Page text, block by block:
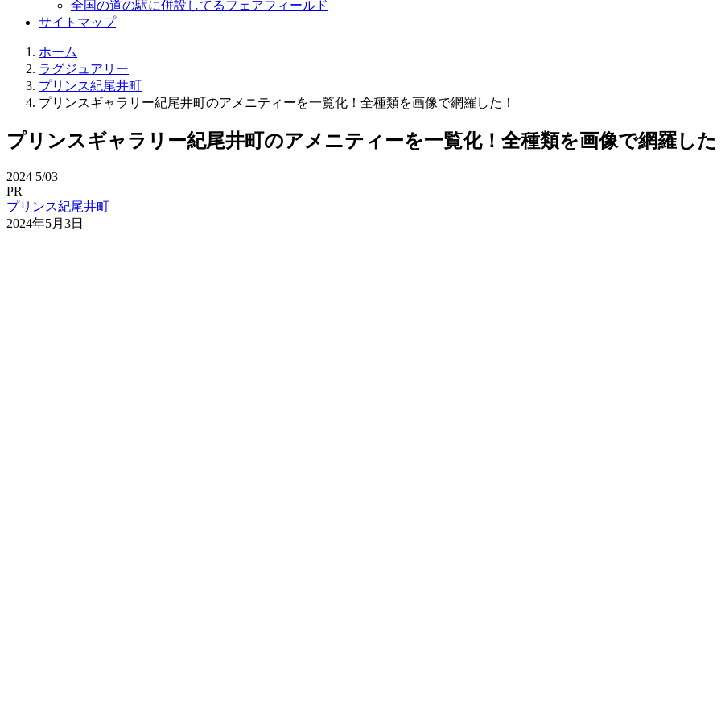
全国の道の駅に併設してるフェアフィールド
サイトマップ
ホーム
ラグジュアリー
プリンス紀尾井町
プリンスギャラリー紀尾井町のアメニティーを一覧化！全種類を画像で網羅した！
プリンスギャラリー紀尾井町のアメニティーを一覧化！全種類を画像で網羅した
2024 5/03
PR
プリンス紀尾井町
2024年5月3日